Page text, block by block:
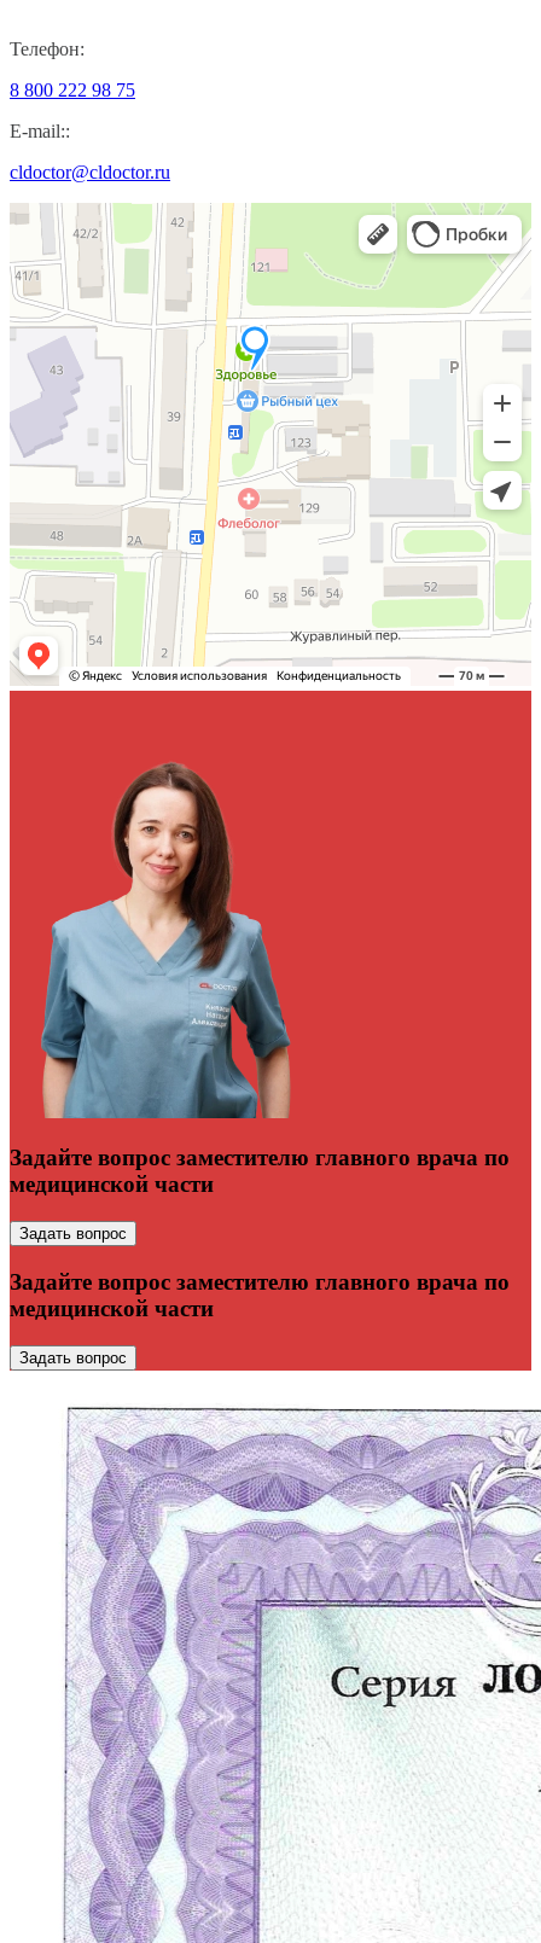
Телефон:
8 800 222 98 75
E-mail::
cldoctor@cldoctor.ru
Задайте вопрос заместителю главного врача по
медицинской части
Задать вопрос
Задайте вопрос заместителю главного врача по
медицинской части
Задать вопрос